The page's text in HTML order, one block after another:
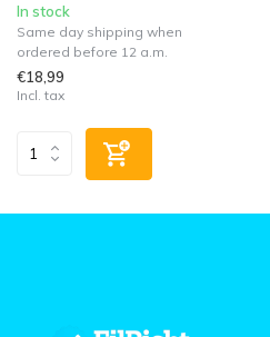
In stock
Same day shipping when
ordered before 12 a.m.
€18,99
Incl. tax